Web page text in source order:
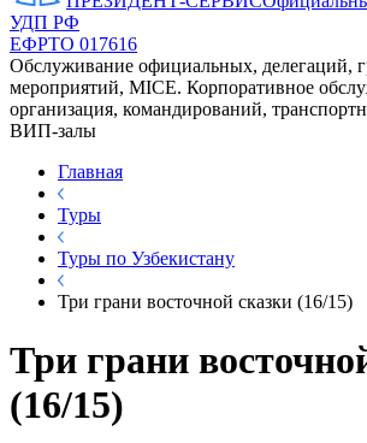
УДП РФ
ЕФРТО 017616
Обслуживание официальных, делегаций,
мероприятий, MICE. Корпоративное
организация, командирований,
ВИП-залы
Главная
Туры
Туры по Узбекистану
Три грани восточной сказки (16/15)
Три грани
(16/15)